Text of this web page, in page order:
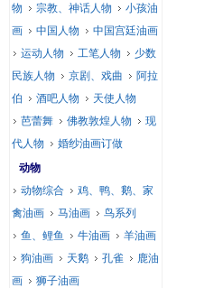
物
宗教、神话人物
小孩油
画
中国人物
中国宫廷油画
运动人物
工笔人物
少数
民族人物
京剧、戏曲
阿拉
伯
酒吧人物
天使人物
芭蕾舞
佛教敦煌人物
现
代人物
婚纱油画订做
动物
动物综合
鸡、鸭、鹅、家
禽油画
马油画
鸟系列
鱼、鲤鱼
牛油画
羊油画
狗油画
天鹅 孔雀
鹿油
画
狮子油画